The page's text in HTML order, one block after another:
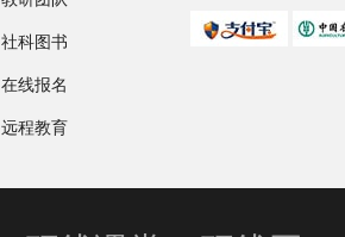
社科图书
在线报名
远程教育